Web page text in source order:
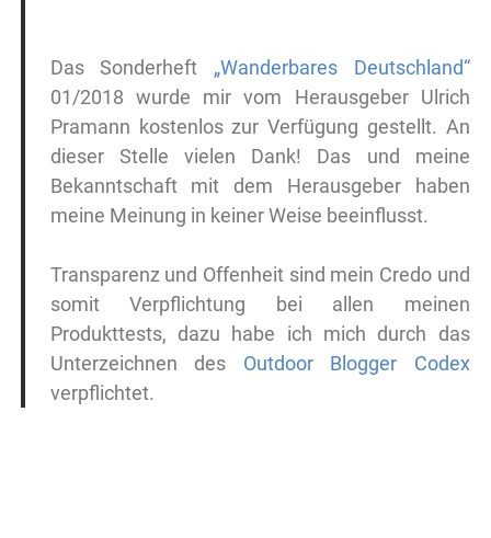
Das Sonderheft „Wanderbares Deutschland“
01/2018 wurde mir vom Herausgeber Ulrich
Pramann kostenlos zur Verfügung gestellt. An
dieser Stelle vielen Dank! Das und meine
Bekanntschaft mit dem Herausgeber haben
meine Meinung in keiner Weise beeinflusst.
Transparenz und Offenheit sind mein Credo und
somit Verpflichtung bei allen meinen
Produkttests, dazu habe ich mich durch das
Unterzeichnen des Outdoor Blogger Codex
verpflichtet.